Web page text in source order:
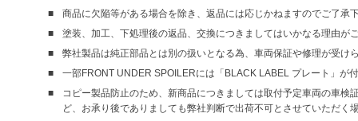
商品に欠陥等がある場合を除き、返品には応じかねますのでご了承
塗装、加工、下処理後の返品、交換につきましてはいかなる理由が
弊社製品は純正部品とは別の扱いとなる為、車両保証や修理が受け
一部FRONT UNDER SPOILERには「BLACK LABEL プレート」が
コピー製品防止のため、新商品につきましては取付予定車両の車
ど、お承り後でありましても弊社判断で出荷不可とさせていただく